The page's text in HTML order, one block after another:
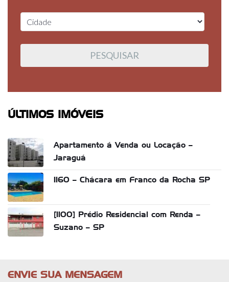
ÚLTIMOS IMÓVEIS
Apartamento á Venda ou Locação –
Jaraguá
1160 – Chácara em Franco da Rocha SP
[1100] Prédio Residencial com Renda –
Suzano – SP
ENVIE SUA MENSAGEM